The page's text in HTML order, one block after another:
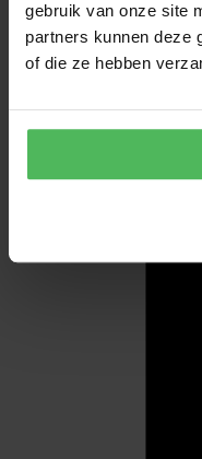
gebruik van onze site
partners kunnen deze
of die ze hebben